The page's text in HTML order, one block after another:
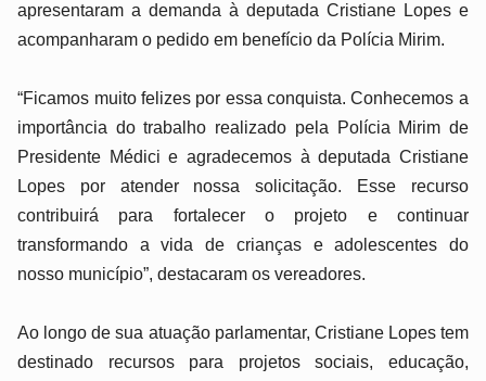
apresentaram a demanda à deputada Cristiane Lopes e
acompanharam o pedido em benefício da Polícia Mirim.
“Ficamos muito felizes por essa conquista. Conhecemos a
importância do trabalho realizado pela Polícia Mirim de
Presidente Médici e agradecemos à deputada Cristiane
Lopes por atender nossa solicitação. Esse recurso
contribuirá para fortalecer o projeto e continuar
transformando a vida de crianças e adolescentes do
nosso município”, destacaram os vereadores.
Ao longo de sua atuação parlamentar, Cristiane Lopes tem
destinado recursos para projetos sociais, educação,